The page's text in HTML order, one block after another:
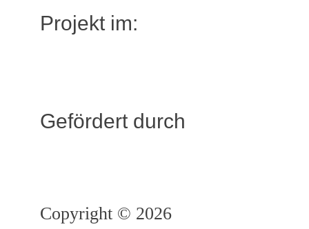
Projekt im:
Gefördert durch
Copyright © 2026